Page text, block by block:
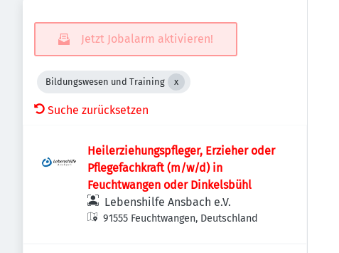
Jetzt Jobalarm aktivieren!
Bildungswesen und Training
Suche zurücksetzen
Heilerziehungspfleger, Erzieher oder
Pflegefachkraft (m/w/d) in
Feuchtwangen oder Dinkelsbühl
Lebenshilfe Ansbach e.V.
91555 Feuchtwangen, Deutschland